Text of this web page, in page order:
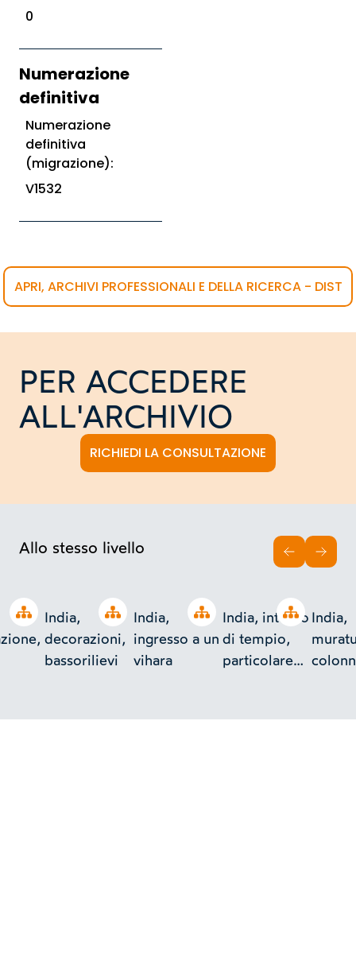
0
Numerazione
definitiva
Numerazione
definitiva
(migrazione):
V1532
APRI, ARCHIVI PROFESSIONALI E DELLA RICERCA - DIST
PER ACCEDERE
ALL'ARCHIVIO
RICHIEDI LA CONSULTAZIONE
Allo stesso livello
Open tree Open tree
India,
decorazioni,
bassorilievi
Open tree
India,
ingresso a un
vihara
Open tree
India, interno
di tempio,
particolare
India,
INDIETRO